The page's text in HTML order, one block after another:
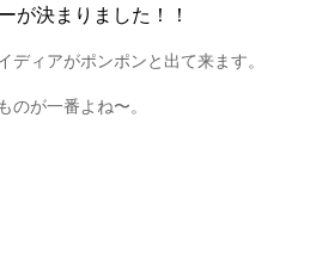
が決まりました！！
ディアがポンポンと出て来ます。
のが一番よね〜。